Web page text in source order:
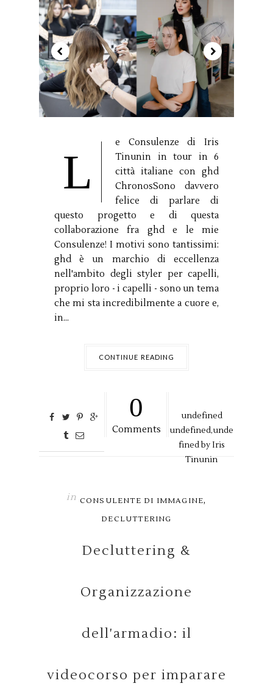
L
e Consulenze di Iris
Tinunin in tour in 6
città italiane con ghd
ChronosSono davvero
felice di parlare di
questo progetto e di questa
collaborazione fra ghd e le mie
Consulenze! I motivi sono tantissimi:
ghd è un marchio di eccellenza
nell'ambito degli styler per capelli,
proprio loro - i capelli - sono un tema
che mi sta incredibilmente a cuore e,
in...
CONTINUE READING
0
Comments
undefined
undefined,unde
fined byIris
Tinunin
in CONSULENTE DI IMMAGINE,
DECLUTTERING
Decluttering &
Organizzazione
dell'armadio: il
videocorso per imparare